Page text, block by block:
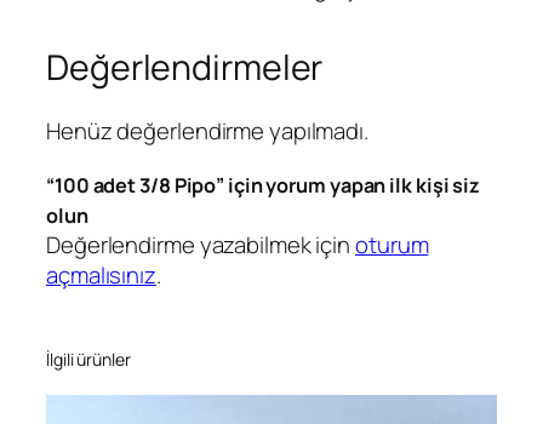
a
e
Değerlendirmeler
Henüz değerlendirme yapılmadı.
“100 adet 3/8 Pipo” için yorum yapan ilk kişi siz
olun
Değerlendirme yazabilmek içinoturum
açmalısınız.
İlgili ürünler